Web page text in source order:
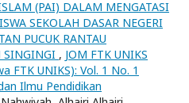
(PAI) DALAM MENGATASI
SEKOLAH DASAR NEGERI
PUCUK RANTAU
SINGINGI , JOM FTK UNIKS
FTK UNIKS): Vol. 1 No. 1
Ilmu Pendidikan